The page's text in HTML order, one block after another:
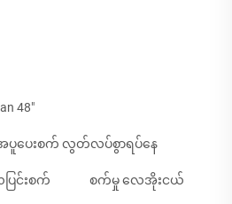
48"
ပူပေးစက် လွတ်လပ်စွာရပ်နေ
ြင်းစက် စက်မှု လေအိုးငယ်